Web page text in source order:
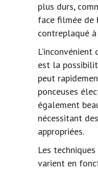
plus durs,
face filmée de
contreplaqué
est la
peut
ponceuses
également
nécessitant
appropriées.
Les
varient en